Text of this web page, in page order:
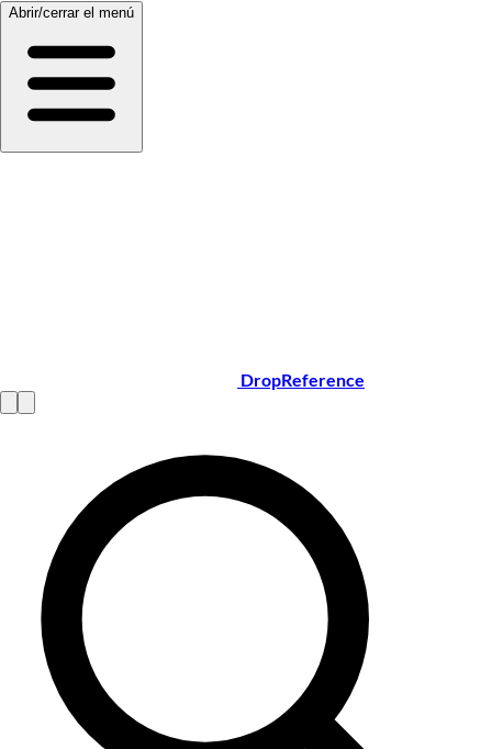
Abrir/cerrar el menú
DropReference